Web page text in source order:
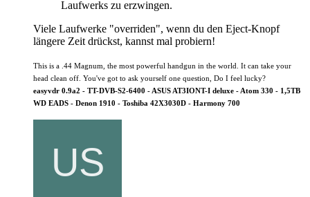
Laufwerks zu erzwingen.
Viele Laufwerke "overriden", wenn du den Eject-Knopf
längere Zeit drückst, kannst mal probiern!
This is a .44 Magnum, the most powerful handgun in the world. It can take your
head clean off. You've got to ask yourself one question, Do I feel lucky?
easyvdr 0.9a2 - TT-DVB-S2-6400 - ASUS AT3IONT-I deluxe - Atom 330 - 1,5TB
WD EADS - Denon 1910 - Toshiba 42X3030D - Harmony 700